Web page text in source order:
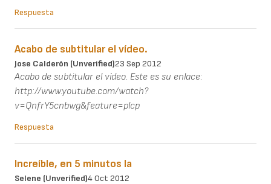
Respuesta
Acabo de subtitular el vídeo.
Jose Calderón (unverified)23 Sep 2012
Acabo de subtitular el vídeo. Este es su enlace:
http://www.youtube.com/watch?
v=QnfrY5cnbwg&feature=plcp
Respuesta
Increíble, en 5 minutos la
Selene (unverified)4 Oct 2012